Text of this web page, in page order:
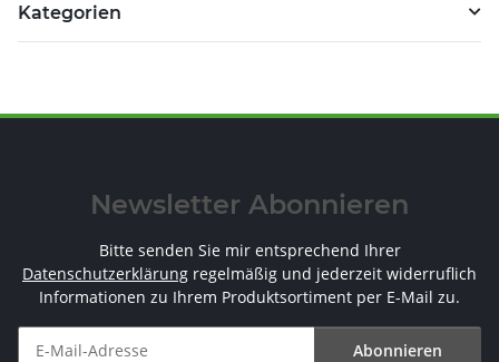
Kategorien
Newsletter Abonnieren
Bitte senden Sie mir entsprechend Ihrer
Datenschutzerklärung regelmäßig und jederzeit widerruflich
Informationen zu Ihrem Produktsortiment per E-Mail zu.
Abonnieren